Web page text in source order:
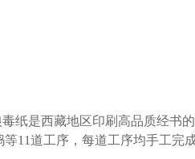
纸是西藏地区印刷高品质经书
11道工序，每道工序均手工完